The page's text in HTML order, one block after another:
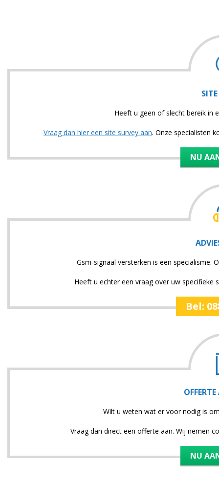
Heeft u geen of slecht bereik in
Vraag dan hier een site survey aan. Onze specialisten
NU
Gsm-signaal versterken is een specialisme.
Heeft u echter een vraag over uw specifieke
Bel:
Wilt u weten wat er voor nodig is
Vraag dan direct een offerte aan. Wij nemen
NU